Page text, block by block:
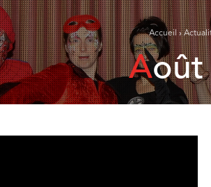
Accueil›